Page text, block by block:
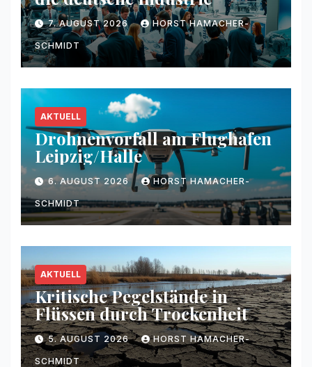
7. AUGUST 2026 HORST HAMACHER-
SCHMIDT
AKTUELL
Drohnenvorfall am Flughafen
Leipzig/Halle
6. AUGUST 2026 HORST HAMACHER-
SCHMIDT
AKTUELL
Kritische Pegelstände in
Flüssen durch Trockenheit
5. AUGUST 2026 HORST HAMACHER-
SCHMIDT